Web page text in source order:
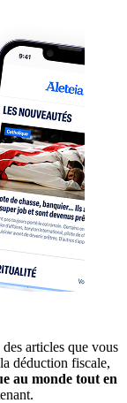
des articles que vous
déduction fiscale,
au monde tout en